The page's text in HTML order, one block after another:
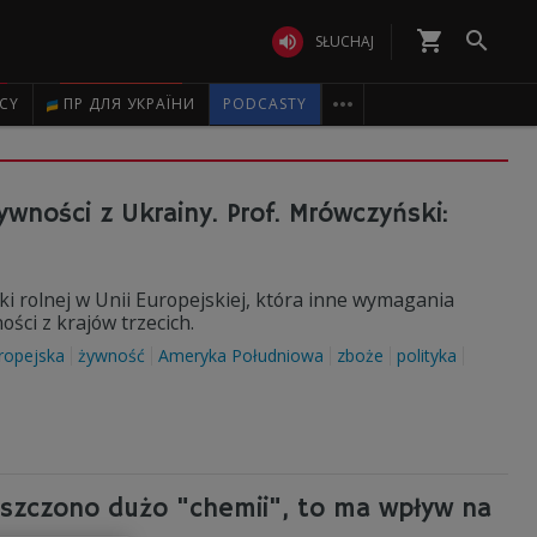
 SŁUCHAJ shopping_cart 
ПР ДЛЯ УКРАЇНИ PODCASTY 
z Ukrainy. Prof. Mrówczyński:
rolnej w Unii Europejskiej, która inne wymagania
z krajów trzecich.
żywność Ameryka Południowa zboże
polityka
dużo "chemii", to ma wpływ na